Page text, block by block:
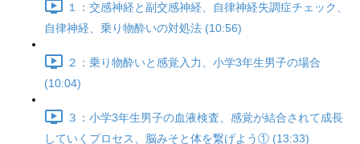
１：交感神経と副交感神経、自律神経失調症チェック、
自律神経、乗り物酔いの対処法 (10:56)
２：乗り物酔いと感覚入力、小学3年生男子の場合
(10:04)
３：小学3年生男子の血液検査、感覚が結合されて成長
していくプロセス、脳みそと体を繋げよう① (13:33)